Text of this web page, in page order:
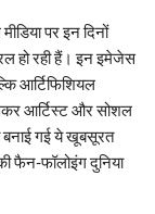
पर इन दिनों
हो रही हैं। इन इमेजेस
आर्टिफिशियल
आर्टिस्ट और सोशल
बनाई गई ये खूबसूरत
फैन-फॉलोइंग दुनिया